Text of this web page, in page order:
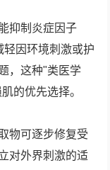
抑制炎症因子
轻因环境刺激或护
，这种"类医学
的优先选择。
物可逐步修复受
对外界刺激的适